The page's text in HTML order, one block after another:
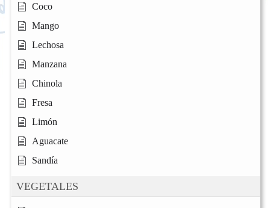
Coco
Mango
Lechosa
Manzana
Chinola
Fresa
Limón
Aguacate
Sandía
VEGETALES